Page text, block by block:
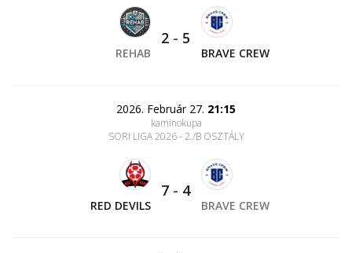
REHAB
2 - 5
BRAVE CREW
2026. Február 27. 21:15
kaminokupa
SORI LIGA 2026 - 2./B OSZTÁLY
RED DEVILS
7 - 4
BRAVE CREW